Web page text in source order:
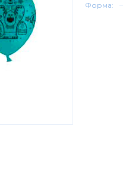
Форма: